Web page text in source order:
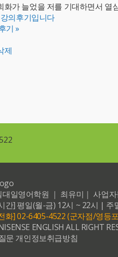
화가 늘었을 저를 기대하면서 열
의후기입니다
기 »
제
일영어학원 ｜ 최유미｜ 사업
간] 평일(월-금) 12시 ~ 22시 | 주
화] 02-6405-4522 (군자점/영등
ENGLISH ALL RIGHT
문 개인정보취급방침